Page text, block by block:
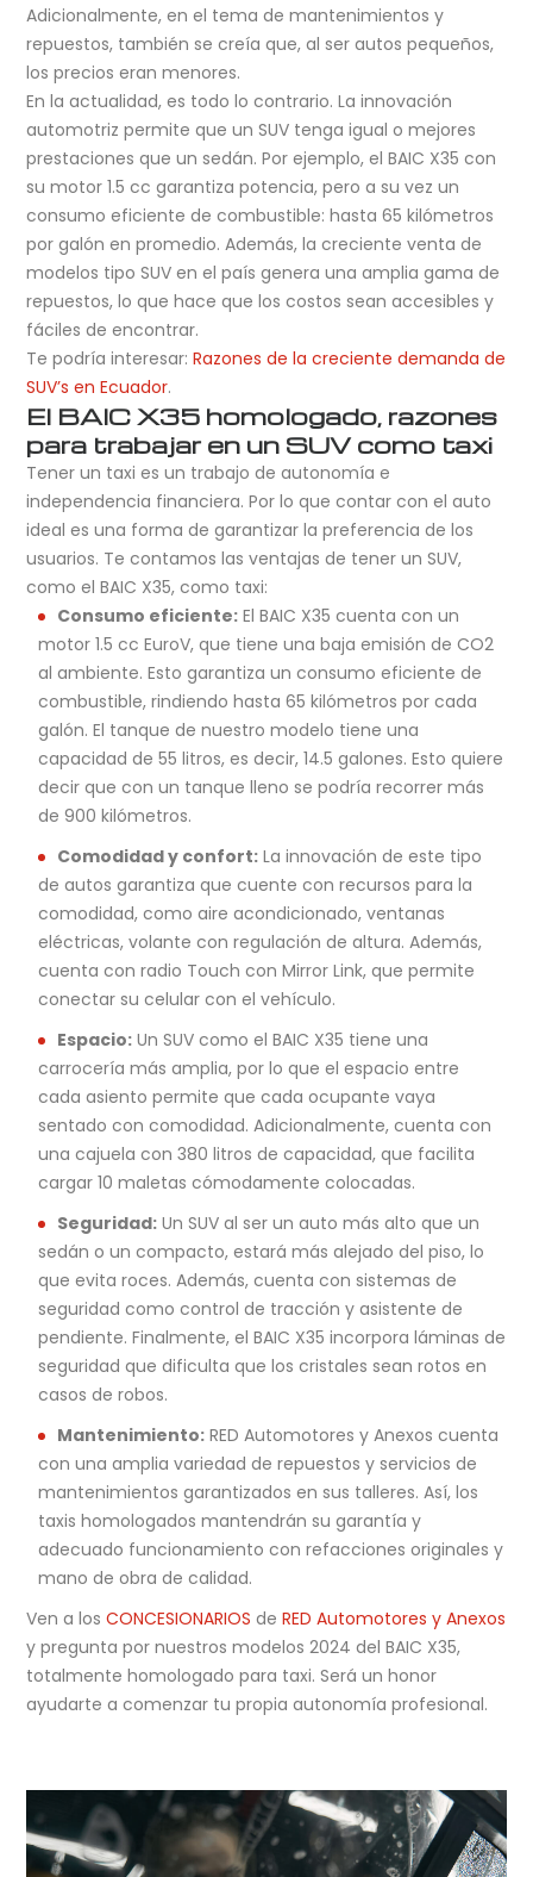
Adicionalmente, en el tema de mantenimientos y
repuestos, también se creía que, al ser autos pequeños,
los precios eran menores.
En la actualidad, es todo lo contrario. La innovación
automotriz permite que un SUV tenga igual o mejores
prestaciones que un sedán. Por ejemplo, el BAIC X35 con
su motor 1.5 cc garantiza potencia, pero a su vez un
consumo eficiente de combustible: hasta 65 kilómetros
por galón en promedio. Además, la creciente venta de
modelos tipo SUV en el país genera una amplia gama de
repuestos, lo que hace que los costos sean accesibles y
fáciles de encontrar.
Te podría interesar:Razones de la creciente demanda de
SUV’s en Ecuador.
El BAIC X35 homologado, razones
para trabajar en un SUV como taxi
Tener un taxi es un trabajo de autonomía e
independencia financiera. Por lo que contar con el auto
ideal es una forma de garantizar la preferencia de los
usuarios. Te contamos las ventajas de tener un SUV,
como el BAIC X35, como taxi:
Consumo eficiente: El BAIC X35 cuenta con un
motor 1.5 cc EuroV, que tiene una baja emisión de CO2
al ambiente. Esto garantiza un consumo eficiente de
combustible, rindiendo hasta 65 kilómetros por cada
galón. El tanque de nuestro modelo tiene una
capacidad de 55 litros, es decir, 14.5 galones. Esto quiere
decir que con un tanque lleno se podría recorrer más
de 900 kilómetros.
Comodidad y confort: La innovación de este tipo
de autos garantiza que cuente con recursos para la
comodidad, como aire acondicionado, ventanas
eléctricas, volante con regulación de altura. Además,
cuenta con radio Touch con Mirror Link, que permite
conectar su celular con el vehículo.
Espacio: Un SUV como el BAIC X35 tiene una
carrocería más amplia, por lo que el espacio entre
cada asiento permite que cada ocupante vaya
sentado con comodidad. Adicionalmente, cuenta con
una cajuela con 380 litros de capacidad, que facilita
cargar 10 maletas cómodamente colocadas.
Seguridad: Un SUV al ser un auto más alto que un
sedán o un compacto, estará más alejado del piso, lo
que evita roces. Además, cuenta con sistemas de
seguridad como control de tracción y asistente de
pendiente. Finalmente, el BAIC X35 incorpora láminas de
seguridad que dificulta que los cristales sean rotos en
casos de robos.
Mantenimiento: RED Automotores y Anexos cuenta
con una amplia variedad de repuestos y servicios de
mantenimientos garantizados en sus talleres. Así, los
taxis homologados mantendrán su garantía y
adecuado funcionamiento con refacciones originales y
mano de obra de calidad.
Ven a losCONCESIONARIOS deRED Automotores y Anexos
y pregunta por nuestros modelos 2024 del BAIC X35,
totalmente homologado para taxi. Será un honor
ayudarte a comenzar tu propia autonomía profesional.